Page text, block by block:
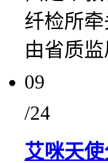
纤检所
由省质
09
/24
艾咪天